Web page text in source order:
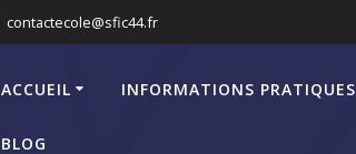
contactecole@sfic44.fr
ACCUEIL INFORMATIONS PRATIQUES
BLOG